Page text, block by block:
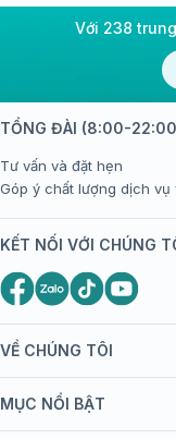
Với 238
VỀ CHÚNG TÔI
Giới thiệu Tiêm
MỤC NỔI BẬT
TỔNG ĐÀI (8:00-
Tư vấn và đặt hẹn
Góp ý chất lượng dịch vụ
KẾT NỐI VỚI CHÚNG